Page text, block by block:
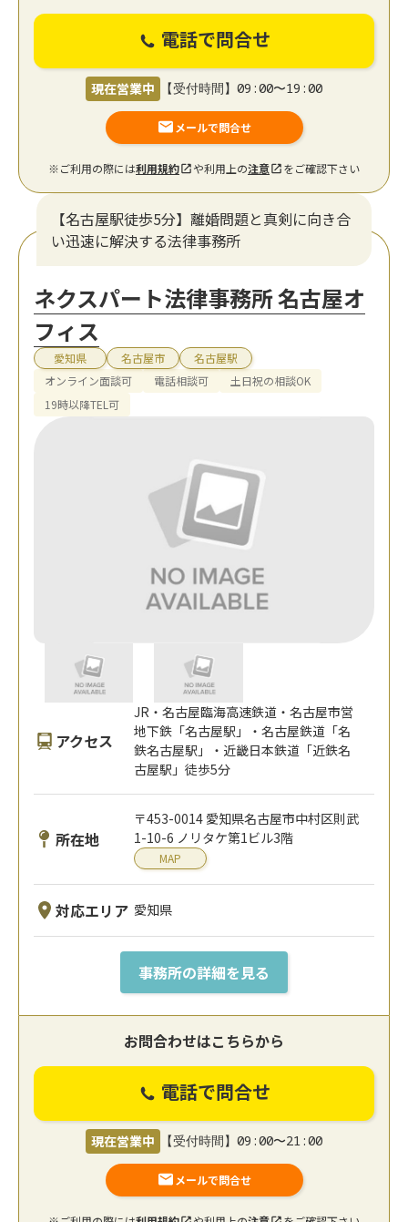
電話で問合せ
現在営業中 【受付時間】09:00〜19:00
メールで問合せ
※ご利用の際には利用規約 や利用上の注意 をご確認下さい
【名古屋駅徒歩5分】離婚問題と真剣に向き合
い迅速に解決する法律事務所
ネクスパート法律事務所 名古屋オ
フィス
愛知県 名古屋市
名古屋駅
オンライン面談可
電話相談可
土日祝の相談OK
19時以降TEL可
アクセス
JR・名古屋臨海高速鉄道・名古屋市営
地下鉄「名古屋駅」・名古屋鉄道「名
鉄名古屋駅」・近畿日本鉄道「近鉄名
古屋駅」徒歩5分
所在地
〒453-0014 愛知県名古屋市中村区則武
1-10-6 ノリタケ第1ビル3階
MAP
対応エリア 愛知県
事務所の詳細を見る
お問合わせはこちらから
電話で問合せ
現在営業中 【受付時間】09:00〜21:00
メールで問合せ